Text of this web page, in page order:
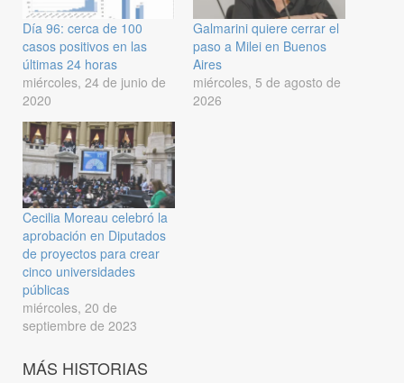
Día 96: cerca de 100
casos positivos en las
últimas 24 horas
miércoles, 24 de junio de
2020
Galmarini quiere cerrar el
paso a Milei en Buenos
Aires
miércoles, 5 de agosto de
2026
Cecilia Moreau celebró la
aprobación en Diputados
de proyectos para crear
cinco universidades
públicas
miércoles, 20 de
septiembre de 2023
MÁS HISTORIAS